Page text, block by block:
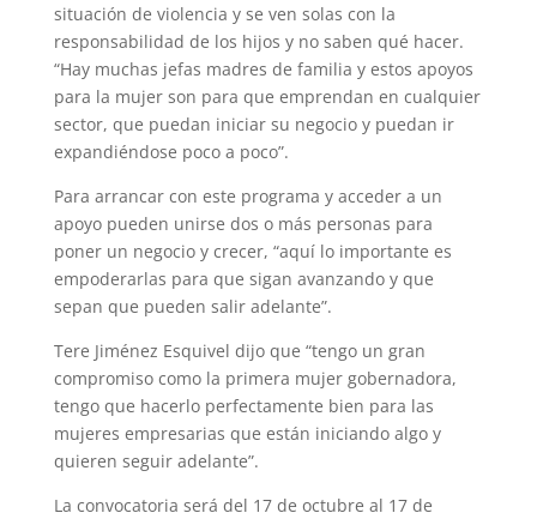
situación de violencia y se ven solas con la
responsabilidad de los hijos y no saben qué hacer.
“Hay muchas jefas madres de familia y estos apoyos
para la mujer son para que emprendan en cualquier
sector, que puedan iniciar su negocio y puedan ir
expandiéndose poco a poco”.
Para arrancar con este programa y acceder a un
apoyo pueden unirse dos o más personas para
poner un negocio y crecer, “aquí lo importante es
empoderarlas para que sigan avanzando y que
sepan que pueden salir adelante”.
Tere Jiménez Esquivel dijo que “tengo un gran
compromiso como la primera mujer gobernadora,
tengo que hacerlo perfectamente bien para las
mujeres empresarias que están iniciando algo y
quieren seguir adelante”.
La convocatoria será del 17 de octubre al 17 de